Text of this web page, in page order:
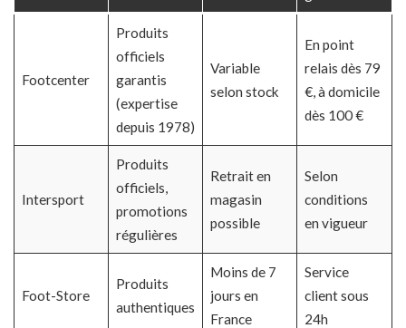
Footcenter
Produits
officiels
garantis
(expertise
depuis 1978)
Variable
selon stock
En point
relais dès 79
€, à domicile
dès 100 €
Intersport
Produits
officiels,
promotions
régulières
Retrait en
magasin
possible
Selon
conditions
en vigueur
Foot-Store
Produits
authentiques
Moins de 7
jours en
France
Service
client sous
24h